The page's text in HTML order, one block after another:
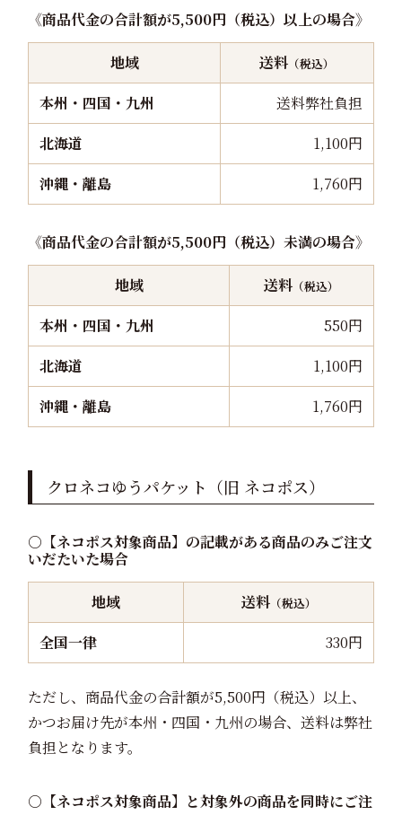
《商品代金の合計額が5,500円（税込）以上の場合》
地域 送料 （税込）
本州・四国・九州
送料弊社負担
北海道
1,100円
沖縄・離島
1,760円
《商品代金の合計額が5,500円（税込）未満の場合》
地域 送料 （税込）
本州・四国・九州
550円
北海道
1,100円
沖縄・離島
1,760円
クロネコゆうパケット（旧 ネコポス）
○【ネコポス対象商品】の記載がある商品のみご注文
いだたいた場合
地域 送料（税込）
全国一律 330円
ただし、商品代金の合計額が5,500円（税込）以上、
かつお届け先が本州・四国・九州の場合、送料は弊社
負担となります。
○【ネコポス対象商品】と対象外の商品を同時にご注